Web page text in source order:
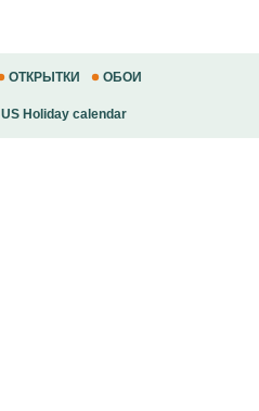
ОТКРЫТКИ ОБОИ
US Holiday calendar